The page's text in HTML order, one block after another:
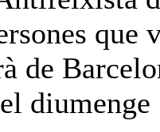
de
diumenge